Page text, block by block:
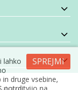
SPREJMI
lahko
druge vsebine,